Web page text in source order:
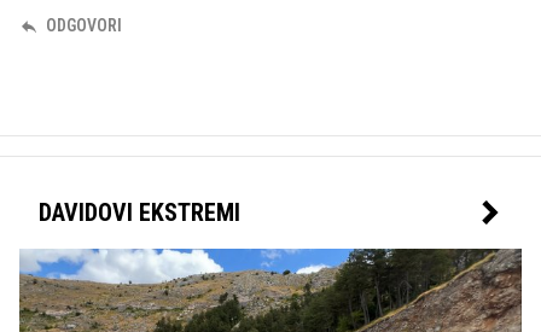
ODGOVORI
DAVIDOVI EKSTREMI